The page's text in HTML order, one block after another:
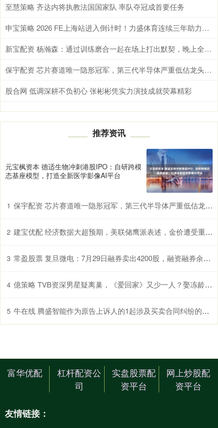
至慧策略 齐达内将执教法国国家队 率队夺冠成首要任务
申宝策略 2026 FE上海站进入倒计时！力盛体育连续三年助力赛事成功举办
新宝配资 杨瀚森：通过训练磨合一起在场上打出默契，晚上全力去拼
保宇配资 芯片赛道唯一隐形冠军，第三代半导体严重低估龙头，北向重仓抢筹
股合网 低调深耕不负初心 张彬彬凭实力演技成就荧幕精彩
推荐资讯
元宝枫资本 德适生物冲刺港股IPO：自研跨模
态基座模型，打造全新医学影像AI平台
1 保宇配资 芯片赛道唯一隐形冠军，第三代半导体严重低估龙头，北向重仓抢筹
2 建宝优配 经济数据大超预期，美联储鹰派表述，金价遭受重击丨黄金早参
3 常盈股票 复旦微电：7月29日融券卖出4200股，融资融券余额378亿元
4 億策略 TVB资深男星疑离巢，《爱回家》又少一人？娶冻龄港姐恩爱26年
5 牛在线 腾盛智能作为原告上诉人的1起涉及买卖合同纠纷的诉讼将于2025年7月22日开庭
富华优配
杠杆配资公
司
实盘股票配
资平台
网上炒股配
资平台
友情链接：